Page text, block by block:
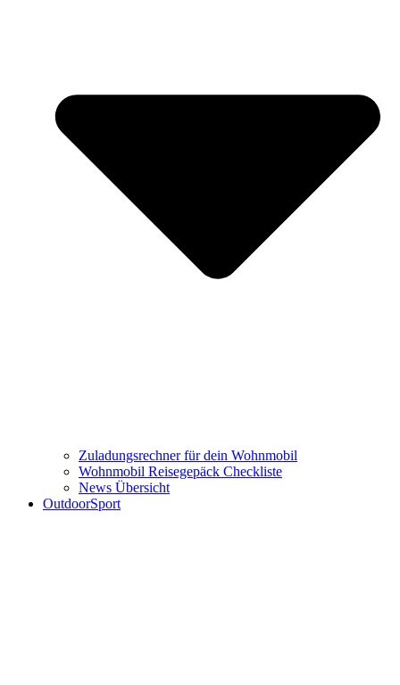
Zuladungsrechner für dein Wohnmobil
Wohnmobil Reisegepäck Checkliste
News Übersicht
OutdoorSport